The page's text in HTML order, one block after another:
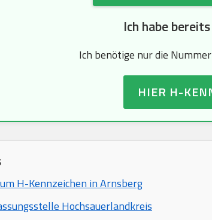
Ich habe
Ich benötige nur die
HIER H-
H-Kennzeichen in Arnsberg
Hochsauerlandkreis